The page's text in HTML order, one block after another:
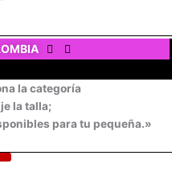
la categoría
la talla;
para tu pequeña.»